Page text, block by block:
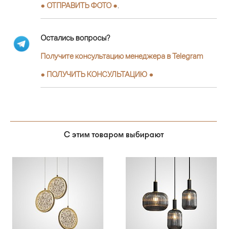
● ОТПРАВИТЬ ФОТО ●
Остались вопросы?
Получите консультацию менеджера в Telegram
● ПОЛУЧИТЬ КОНСУЛЬТАЦИЮ ●
С этим товаром выбирают